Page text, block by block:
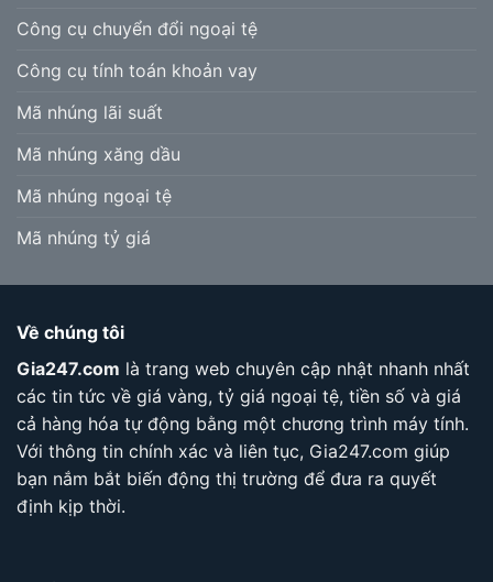
Công cụ chuyển đổi ngoại tệ
Công cụ tính toán khoản vay
Mã nhúng lãi suất
Mã nhúng xăng dầu
Mã nhúng ngoại tệ
Mã nhúng tỷ giá
Về chúng tôi
Gia247.com là trang web chuyên cập nhật nhanh nhất
các tin tức về giá vàng, tỷ giá ngoại tệ, tiền số và giá
cả hàng hóa tự động bằng một chương trình máy tính.
Với thông tin chính xác và liên tục, Gia247.com giúp
bạn nắm bắt biến động thị trường để đưa ra quyết
định kịp thời.